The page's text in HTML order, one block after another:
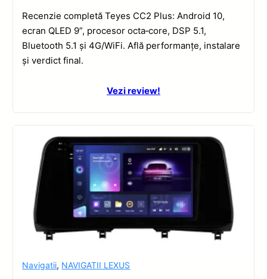
Recenzie completă Teyes CC2 Plus: Android 10,
ecran QLED 9”, procesor octa‑core, DSP 5.1,
Bluetooth 5.1 și 4G/WiFi. Află performanțe, instalare
și verdict final.
Vezi review!
Navigatii, NAVIGATII LEXUS